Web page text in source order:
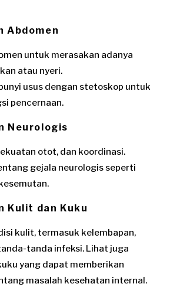
Abdomen
untuk merasakan adanya
atau nyeri.
usus dengan stetoskop untuk
pencernaan.
Neurologis
otot, dan koordinasi.
gejala neurologis seperti
Kulit dan Kuku
kulit, termasuk kelembapan,
tanda infeksi. Lihat juga
yang dapat memberikan
masalah kesehatan internal.